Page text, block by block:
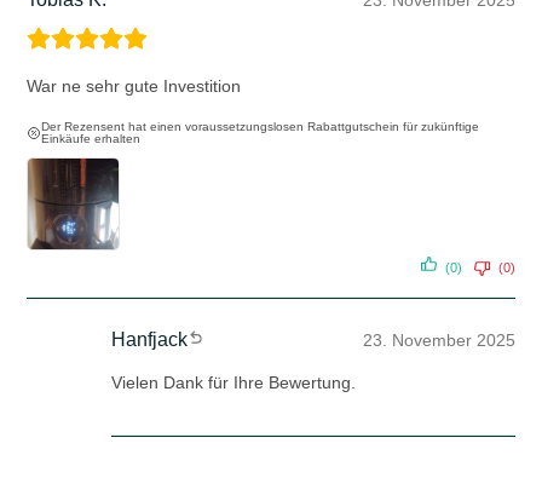
War ne sehr gute Investition
Der Rezensent hat einen voraussetzungslosen Rabattgutschein für zukünftige
Einkäufe erhalten
(0) (0)
Hanfjack 23. November 2025
Vielen Dank für Ihre Bewertung.